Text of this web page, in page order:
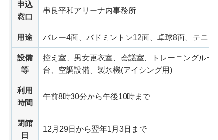
申込
窓口
串良平和アリーナ内事務所
用途 バレー4面、バドミントン12面、卓球8面、テニ
設備
等
控え室、男女更衣室、会議室、トレーニングルー
台、空調設備、製氷機(アイシング用)
利用
時間
午前8時30分から午後10時まで
閉館
日
12月29日から翌年1月3日まで